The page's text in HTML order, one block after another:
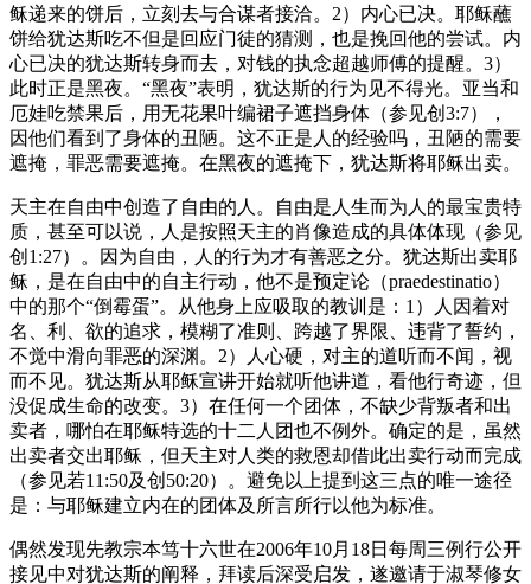
稣递来的饼后，立刻去与合谋者接洽。2）内心已决。耶稣蘸
饼给犹达斯吃不但是回应门徒的猜测，也是挽回他的尝试。内
心已决的犹达斯转身而去，对钱的执念超越师傅的提醒。3）
此时正是黑夜。“黑夜”表明，犹达斯的行为见不得光。亚当和
厄娃吃禁果后，用无花果叶编裙子遮挡身体（参见创3:7），
因他们看到了身体的丑陋。这不正是人的经验吗，丑陋的需要
遮掩，罪恶需要遮掩。在黑夜的遮掩下，犹达斯将耶稣出卖。
天主在自由中创造了自由的人。自由是人生而为人的最宝贵特
质，甚至可以说，人是按照天主的肖像造成的具体体现（参见
创1:27）。因为自由，人的行为才有善恶之分。犹达斯出卖耶
稣，是在自由中的自主行动，他不是预定论（praedestinatio）
中的那个“倒霉蛋”。从他身上应吸取的教训是：1）人因着对
名、利、欲的追求，模糊了准则、跨越了界限、违背了誓约，
不觉中滑向罪恶的深渊。2）人心硬，对主的道听而不闻，视
而不见。犹达斯从耶稣宣讲开始就听他讲道，看他行奇迹，但
没促成生命的改变。3）在任何一个团体，不缺少背叛者和出
卖者，哪怕在耶稣特选的十二人团也不例外。确定的是，虽然
出卖者交出耶稣，但天主对人类的救恩却借此出卖行动而完成
（参见若11:50及创50:20）。避免以上提到这三点的唯一途径
是：与耶稣建立内在的团体及所言所行以他为标准。
偶然发现先教宗本笃十六世在2006年10月18日每周三例行公开
接见中对犹达斯的阐释，拜读后深受启发，遂邀请于淑琴修女